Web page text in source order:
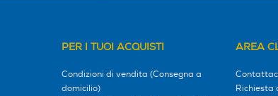
PER I TUOI ACQUISTI
Condizioni di vendita (Consegna a
domicilio)
AREA
Richiesta